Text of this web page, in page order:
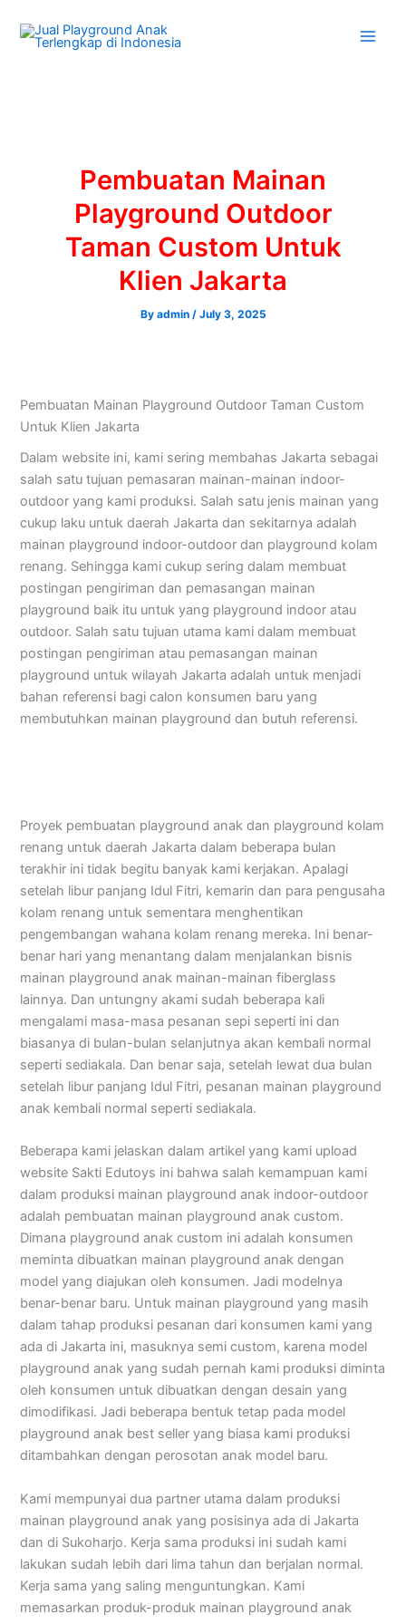
content
Pembuatan Mainan
Playground Outdoor
Taman Custom Untuk
Klien Jakarta
By admin / July 3, 2025
Pembuatan Mainan Playground Outdoor Taman Custom
Untuk Klien Jakarta
Dalam website ini, kami sering membahas Jakarta sebagai
salah satu tujuan pemasaran mainan-mainan indoor-
outdoor yang kami produksi. Salah satu jenis mainan yang
cukup laku untuk daerah Jakarta dan sekitarnya adalah
mainan playground indoor-outdoor dan playground kolam
renang. Sehingga kami cukup sering dalam membuat
postingan pengiriman dan pemasangan mainan
playground baik itu untuk yang playground indoor atau
outdoor. Salah satu tujuan utama kami dalam membuat
postingan pengiriman atau pemasangan mainan
playground untuk wilayah Jakarta adalah untuk menjadi
bahan referensi bagi calon konsumen baru yang
membutuhkan mainan playground dan butuh referensi.
Proyek pembuatan playground anak dan playground kolam
renang untuk daerah Jakarta dalam beberapa bulan
terakhir ini tidak begitu banyak kami kerjakan. Apalagi
setelah libur panjang Idul Fitri, kemarin dan para pengusaha
kolam renang untuk sementara menghentikan
pengembangan wahana kolam renang mereka. Ini benar-
benar hari yang menantang dalam menjalankan bisnis
mainan playground anak mainan-mainan fiberglass
lainnya. Dan untungny akami sudah beberapa kali
mengalami masa-masa pesanan sepi seperti ini dan
biasanya di bulan-bulan selanjutnya akan kembali normal
seperti sediakala. Dan benar saja, setelah lewat dua bulan
setelah libur panjang Idul Fitri, pesanan mainan playground
anak kembali normal seperti sediakala.
Beberapa kami jelaskan dalam artikel yang kami upload
website Sakti Edutoys ini bahwa salah kemampuan kami
dalam produksi mainan playground anak indoor-outdoor
adalah pembuatan mainan playground anak custom.
Dimana playground anak custom ini adalah konsumen
meminta dibuatkan mainan playground anak dengan
model yang diajukan oleh konsumen. Jadi modelnya
benar-benar baru. Untuk mainan playground yang masih
dalam tahap produksi pesanan dari konsumen kami yang
ada di Jakarta ini, masuknya semi custom, karena model
playground anak yang sudah pernah kami produksi diminta
oleh konsumen untuk dibuatkan dengan desain yang
dimodifikasi. Jadi beberapa bentuk tetap pada model
playground anak best seller yang biasa kami produksi
ditambahkan dengan perosotan anak model baru.
Kami mempunyai dua partner utama dalam produksi
mainan playground anak yang posisinya ada di Jakarta
dan di Sukoharjo. Kerja sama produksi ini sudah kami
lakukan sudah lebih dari lima tahun dan berjalan normal.
Kerja sama yang saling menguntungkan. Kami
memasarkan produk-produk mainan playground anak